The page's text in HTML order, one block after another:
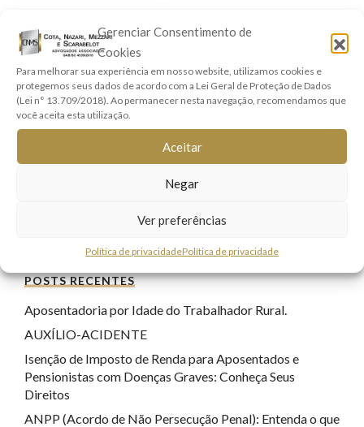
Gerenciar Consentimento de
Cookies
Para melhorar sua experiência em nosso website, utilizamos cookies e
protegemos seus dados de acordo com a Lei Geral de Proteção de Dados
(Lei n° 13.709/2018). Ao permanecer nesta navegação, recomendamos que
você aceita esta utilização.
Aceitar
Negar
Ver preferências
Política de privacidadePolítica de privacidade
Direito Penal(17)
Direito Previdenciário
Direitos Real e Imobiliário(1)
Família e Sucessões
Registro Civil(1)
(8)
POSTS RECENTES
Aposentadoria por Idade do Trabalhador Rural.
AUXÍLIO-ACIDENTE
Isenção de Imposto de Renda para Aposentados e
Pensionistas com Doenças Graves: Conheça Seus
Direitos
ANPP (Acordo de Não Persecução Penal): Entenda o que